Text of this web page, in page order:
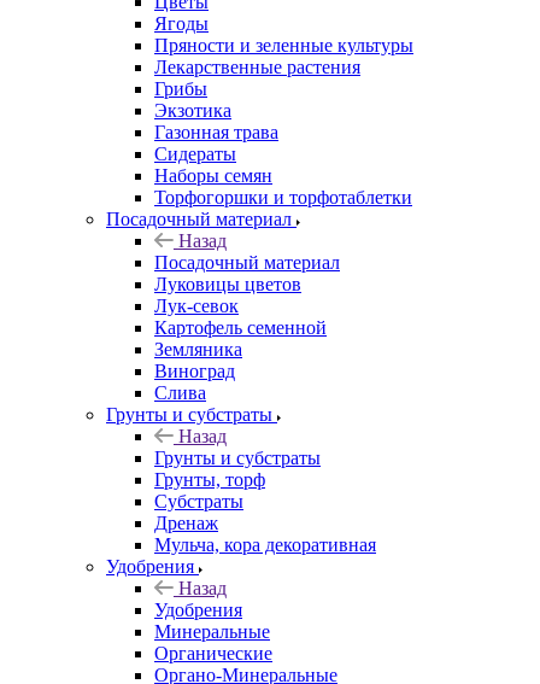
Ягоды
Пряности и зеленные культуры
Лекарственные растения
Грибы
Экзотика
Газонная трава
Сидераты
Наборы семян
Торфогоршки и торфотаблетки
Посадочный материал
Назад
Посадочный материал
Луковицы цветов
Лук-севок
Картофель семенной
Земляника
Виноград
Слива
Грунты и субстраты
Назад
Грунты и субстраты
Грунты, торф
Субстраты
Дренаж
Мульча, кора декоративная
Удобрения
Назад
Удобрения
Минеральные
Органические
Органо-Минеральные